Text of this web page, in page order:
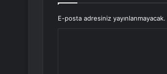
E-posta adresiniz yayınlanmayacak.